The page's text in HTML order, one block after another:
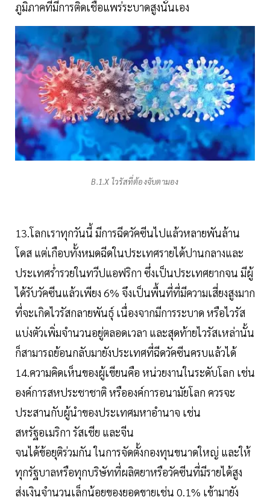
ภูมิภาคที่มีการติดเชื้อแพร่ระบาดสูงนั่นเอง
B.1.X ไวรัสที่ต้องจับตามอง
13.โลกเราทุกวันนี้ มีการฉีดวัคซีนไปแล้วหลายพันล้าน
โดส แต่เกือบทั้งหมดฉีดในประเทศรายได้ปานกลางและ
ประเทศร่ำรวยในทวีปแอฟริกา ซึ่งเป็นประเทศยากจน มีผู้
ได้รับวัคซีนแล้วเพียง 6% จึงเป็นพื้นที่ที่มีความเสี่ยงสูงมาก
ที่จะเกิดไวรัสกลายพันธุ์ เนื่องจากมีการระบาด หรือไวรัส
แบ่งตัวเพิ่มจำนวนอยู่ตลอดเวลา และสุดท้ายไวรัสเหล่านั้น
ก็สามารถย้อนกลับมายังประเทศที่ฉีดวัคซีนครบแล้วได้
14.ความคิดเห็นของผู้เขียนคือ หน่วยงานในระดับโลก เช่น
องค์การสหประชาชาติ หรือองค์การอนามัยโลก ควรจะ
ประสานกับผู้นำของประเทศมหาอำนาจ เช่น
สหรัฐอเมริกา รัสเชีย และจีน
จนได้ข้อยุติร่วมกัน ในการจัดตั้งกองทุนขนาดใหญ่ และให้
ทุกรัฐบาลหรือทุกบริษัทที่ผลิตยาหรือวัคซีนที่มีรายได้สูง
ส่งเงินจำนวนเล็กน้อยของยอดขายเช่น 0.1% เข้ามายัง